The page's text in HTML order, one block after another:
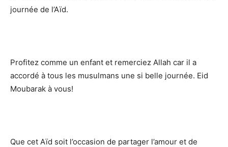
journée de l’Aïd.
Profitez comme un enfant et remerciez Allah car il a
accordé à tous les musulmans une si belle journée. Eid
Moubarak à vous!
Que cet Aïd soit l’occasion de partager l’amour et de